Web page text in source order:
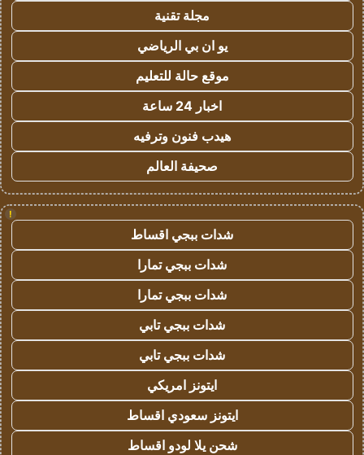
مجلة تقنية
يو ان بي الرياضي
موقع حالة للتعليم
اخبار 24 ساعة
هيدب فنون وترفيه
صحيفة العالم
!
شدات ببجي اقساط
شدات ببجي تمارا
شدات ببجي تمارا
شدات ببجي تابي
شدات ببجي تابي
ايتونز امريكي
ايتونز سعودي اقساط
شحن يلا لودو اقساط